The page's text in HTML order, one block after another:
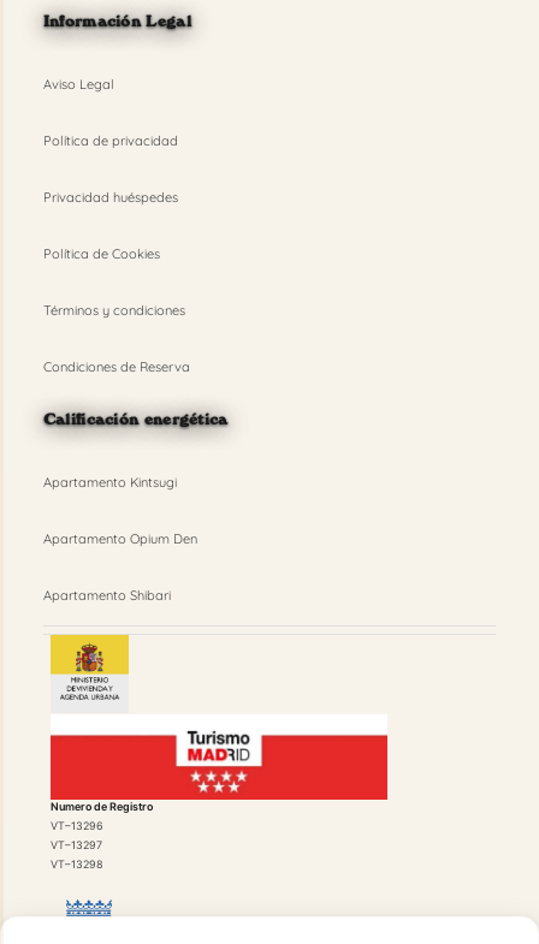
Información Legal
Aviso Legal
Política de privacidad
Privacidad huéspedes
Política de Cookies
Términos y condiciones
Condiciones de Reserva
Calificación energética
Apartamento Kintsugi
Apartamento Opium Den
Apartamento Shibari
Numero de Registro
VT–13296
VT–13297
VT–13298